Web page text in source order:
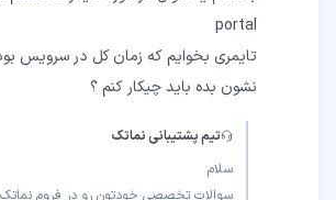
تایمری بخوایم که زمان کل در سرویس
نشون بده باید چیکار کنم ؟
تیم پشتیبانی نماتک